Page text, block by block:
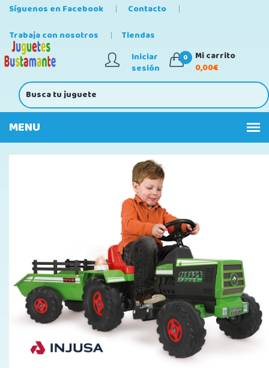
Síguenos en Facebook
Contacto
Trabaja con nosotros
Tiendas
Iniciar
sesión
0
Mi carrito
0,00€